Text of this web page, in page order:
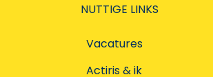
NUTTIGE LINKS
Vacatures
Actiris & ik